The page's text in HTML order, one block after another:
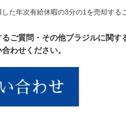
た年次有給休暇の3分の1を売却する
るご質問・その他ブラジルに関す
わせください。